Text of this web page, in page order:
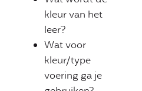
kleur van het
leer?
Wat voor
kleur/type
voering ga je